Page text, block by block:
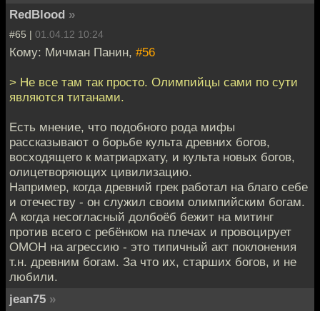
RedBlood »
#65 | 01.04.12 10:24
Кому: Мичман Панин, #56
> Не все там так просто. Олимпийцы сами по сути
являются титанами.
Есть мнение, что подобного рода мифы
рассказывают о борьбе культа древних богов,
восходящего к матриархату, и культа новых богов,
олицетворяющих цивилизацию.
Например, когда древний грек работал на благо себе
и отечеству - он служил своим олимпийским богам.
А когда несогласный долбоёб бежит на митинг
против всего с ребёнком на плечах и провоцирует
ОМОН на агрессию - это типичный акт поклонения
т.н. древним богам. За что их, старших богов, и не
любили.
jean75 »